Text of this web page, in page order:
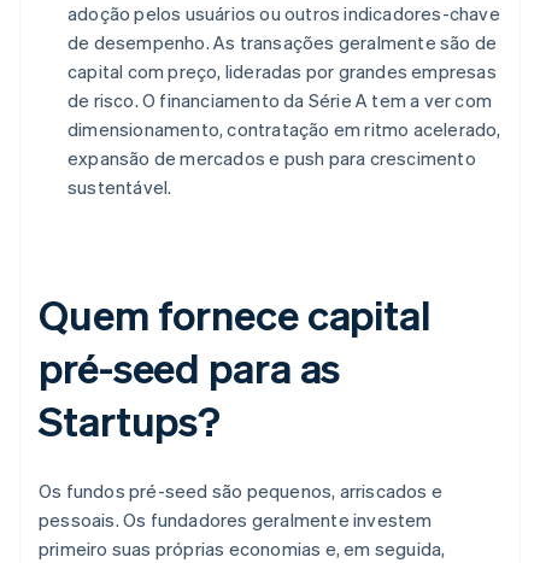
adoção pelos usuários ou outros indicadores-chave
de desempenho. As transações geralmente são de
capital com preço, lideradas por grandes empresas
de risco. O financiamento da Série A tem a ver com
dimensionamento, contratação em ritmo acelerado,
expansão de mercados e push para crescimento
sustentável.
Quem fornece capital
pré-seed para as
Startups?
Os fundos pré-seed são pequenos, arriscados e
pessoais. Os fundadores geralmente investem
primeiro suas próprias economias e, em seguida,